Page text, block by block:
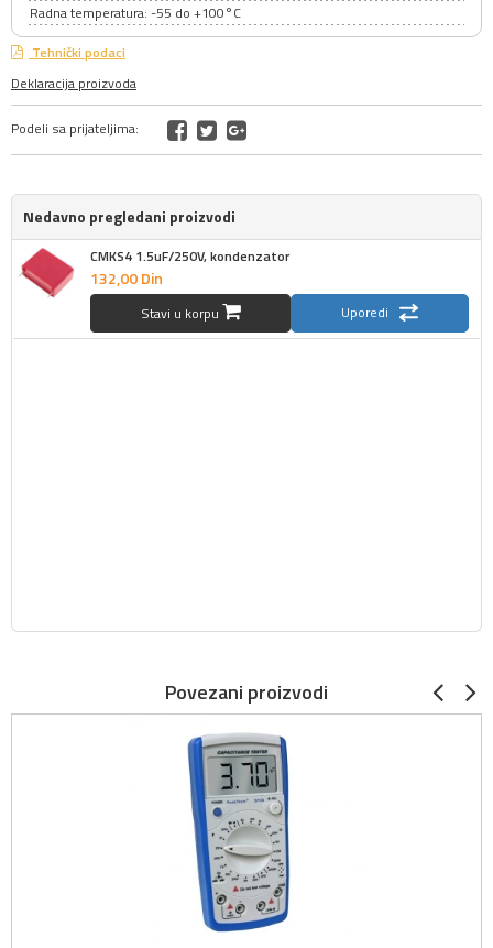
Radna temperatura: -55 do +100°C
Tehnički podaci
Deklaracija proizvoda
Podeli sa prijateljima:
Nedavno pregledani proizvodi
CMKS4 1.5uF/250V, kondenzator
132,00Din
Stavi u korpu Uporedi
Povezani proizvodi